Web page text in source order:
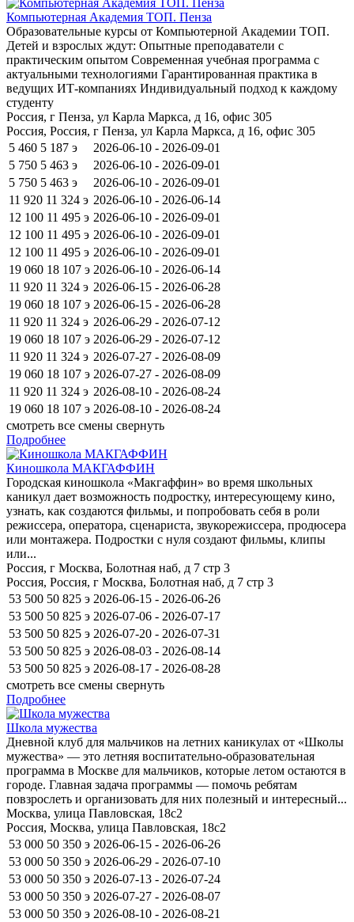
Компьютерная Академия ТОП. Пенза
Образовательные курсы от Компьютерной Академии ТОП.
Детей и взрослых ждут: Опытные преподаватели с
практическим опытом Современная учебная программа с
актуальными технологиями Гарантированная практика в
ведущих ИТ-компаниях Индивидуальный подход к каждому
студенту
Россия, г Пенза, ул Карла Маркса, д 16, офис 305
Россия, Россия, г Пенза, ул Карла Маркса, д 16, офис 305
5 460 5 187 э
2026-06-10 - 2026-09-01
5 750 5 463 э
2026-06-10 - 2026-09-01
5 750 5 463 э
2026-06-10 - 2026-09-01
11 920 11 324 э 2026-06-10 - 2026-06-14
12 100 11 495 э 2026-06-10 - 2026-09-01
12 100 11 495 э 2026-06-10 - 2026-09-01
12 100 11 495 э 2026-06-10 - 2026-09-01
19 060 18 107 э 2026-06-10 - 2026-06-14
11 920 11 324 э 2026-06-15 - 2026-06-28
19 060 18 107 э 2026-06-15 - 2026-06-28
11 920 11 324 э 2026-06-29 - 2026-07-12
19 060 18 107 э 2026-06-29 - 2026-07-12
11 920 11 324 э 2026-07-27 - 2026-08-09
19 060 18 107 э 2026-07-27 - 2026-08-09
11 920 11 324 э 2026-08-10 - 2026-08-24
19 060 18 107 э 2026-08-10 - 2026-08-24
смотреть все смены свернуть
Подробнее
Киношкола МАКГАФФИН
Городская киношкола «Макгаффин» во время школьных
каникул дает возможность подростку, интересующему кино,
узнать, как создаются фильмы, и попробовать себя в роли
режиссера, оператора, сценариста, звукорежиссера, продюсера
или монтажера. Подростки с нуля создают фильмы, клипы
или...
Россия, г Москва, Болотная наб, д 7 стр 3
Россия, Россия, г Москва, Болотная наб, д 7 стр 3
53 500 50 825 э 2026-06-15 - 2026-06-26
53 500 50 825 э 2026-07-06 - 2026-07-17
53 500 50 825 э 2026-07-20 - 2026-07-31
53 500 50 825 э 2026-08-03 - 2026-08-14
53 500 50 825 э 2026-08-17 - 2026-08-28
смотреть все смены свернуть
Подробнее
Школа мужества
Дневной клуб для мальчиков на летних каникулах от «Школы
мужества» — это летняя воспитательно-образовательная
программа в Москве для мальчиков, которые летом остаются в
городе. Главная задача программы — помочь ребятам
повзрослеть и организовать для них полезный и интересный...
Москва, улица Павловская, 18с2
Россия, Москва, улица Павловская, 18с2
53 000 50 350 э 2026-06-15 - 2026-06-26
53 000 50 350 э 2026-06-29 - 2026-07-10
53 000 50 350 э 2026-07-13 - 2026-07-24
53 000 50 350 э 2026-07-27 - 2026-08-07
53 000 50 350 э 2026-08-10 - 2026-08-21